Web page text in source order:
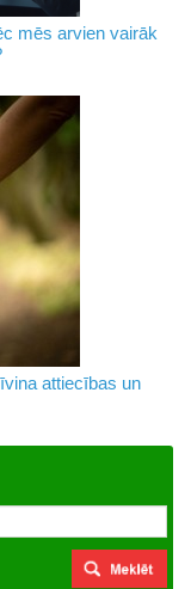
mēs arvien vairāk
attiecības un